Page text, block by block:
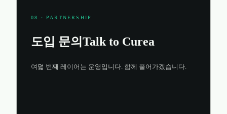
08 · PARTNERSHIP
도입 문의 Talk to Curea
여덟 번째 레이어는 운영입니다. 함께 풀어가겠습니다.